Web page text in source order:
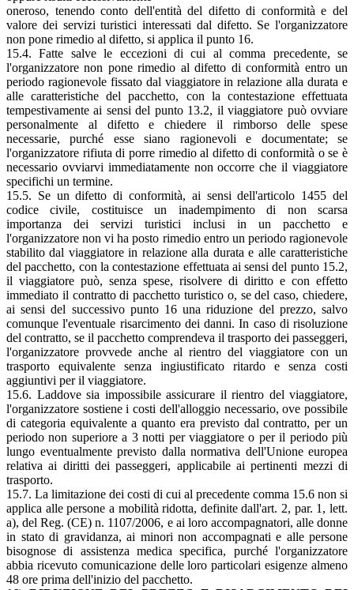
oneroso, tenendo conto dell'entità del difetto di conformità e del
valore dei servizi turistici interessati dal difetto. Se l'organizzatore
non pone rimedio al difetto, si applica il punto 16.
15.4. Fatte salve le eccezioni di cui al comma precedente, se
l'organizzatore non pone rimedio al difetto di conformità entro un
periodo ragionevole fissato dal viaggiatore in relazione alla durata e
alle caratteristiche del pacchetto, con la contestazione effettuata
tempestivamente ai sensi del punto 13.2, il viaggiatore può ovviare
personalmente al difetto e chiedere il rimborso delle spese
necessarie, purché esse siano ragionevoli e documentate; se
l'organizzatore rifiuta di porre rimedio al difetto di conformità o se è
necessario ovviarvi immediatamente non occorre che il viaggiatore
specifichi un termine.
15.5. Se un difetto di conformità, ai sensi dell'articolo 1455 del
codice civile, costituisce un inadempimento di non scarsa
importanza dei servizi turistici inclusi in un pacchetto e
l'organizzatore non vi ha posto rimedio entro un periodo ragionevole
stabilito dal viaggiatore in relazione alla durata e alle caratteristiche
del pacchetto, con la contestazione effettuata ai sensi del punto 15.2,
il viaggiatore può, senza spese, risolvere di diritto e con effetto
immediato il contratto di pacchetto turistico o, se del caso, chiedere,
ai sensi del successivo punto 16 una riduzione del prezzo, salvo
comunque l'eventuale risarcimento dei danni. In caso di risoluzione
del contratto, se il pacchetto comprendeva il trasporto dei passeggeri,
l'organizzatore provvede anche al rientro del viaggiatore con un
trasporto equivalente senza ingiustificato ritardo e senza costi
aggiuntivi per il viaggiatore.
15.6. Laddove sia impossibile assicurare il rientro del viaggiatore,
l'organizzatore sostiene i costi dell'alloggio necessario, ove possibile
di categoria equivalente a quanto era previsto dal contratto, per un
periodo non superiore a 3 notti per viaggiatore o per il periodo più
lungo eventualmente previsto dalla normativa dell'Unione europea
relativa ai diritti dei passeggeri, applicabile ai pertinenti mezzi di
trasporto.
15.7. La limitazione dei costi di cui al precedente comma 15.6 non si
applica alle persone a mobilità ridotta, definite dall'art. 2, par. 1, lett.
a), del Reg. (CE) n. 1107/2006, e ai loro accompagnatori, alle donne
in stato di gravidanza, ai minori non accompagnati e alle persone
bisognose di assistenza medica specifica, purché l'organizzatore
abbia ricevuto comunicazione delle loro particolari esigenze almeno
48 ore prima dell'inizio del pacchetto.